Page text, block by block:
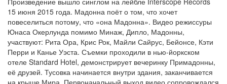
15 июня 2015 года. Мадонна поёт о том, что хочет
повеселиться потому, что «она Мадонна». Видео режиссуры
Юнаса Окерлунда помимо Минаж, Дипло, Мадонны,
участвуют: Рита Ора, Крис Рок, Майли Сайрус, Бейонсе, Кэти
Перри и Канье Уэста. Съемки проходили в нью-йоркском
отеле Standard Hotel, демонстрирует вечеринку Примадонны,
её друзей. Тусовка начинается внутри здания, заканчивается
на крыше Мира. Первоначальный выход видео сопровождался